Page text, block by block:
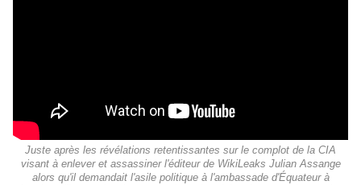
Juste après les révélations retentissantes sur le complot de la CIA
visant à enlever et assassiner l'éditeur de WikiLeaks Julian Assange
alors qu'il demandait l'asile politique à l'ambassade d'Équateur à